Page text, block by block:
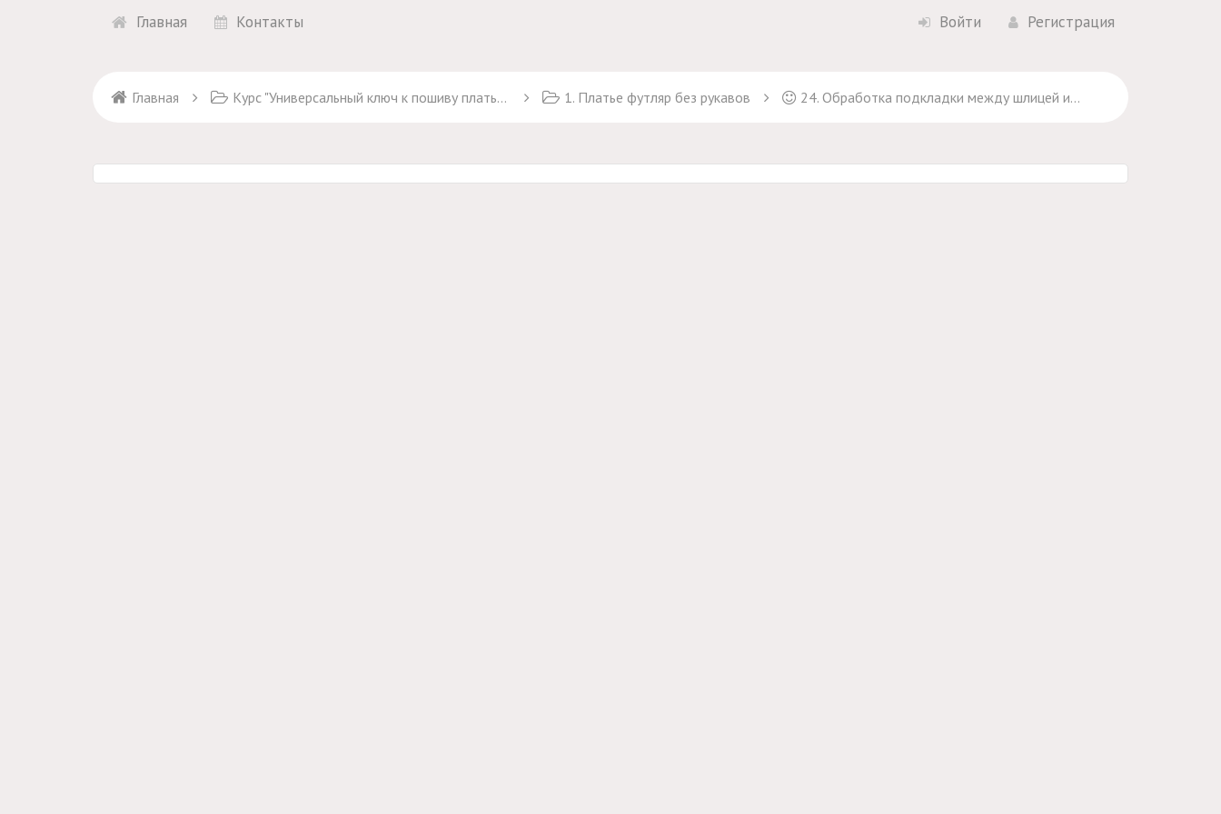
Главная Контакты Войти Регистрация
Главная Курс "Универсальный ключ к пошиву платьев" 1. Платье футляр без рукавов 24. Обработка подкладки между шлицей и молнией